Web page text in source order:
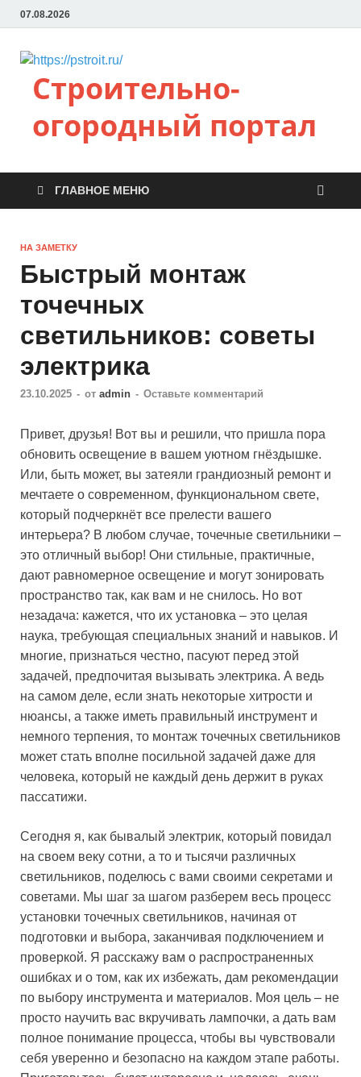
07.08.2026
Строительно-
огородный портал
ГЛАВНОЕ МЕНЮ
НА ЗАМЕТКУ
Быстрый монтаж
точечных
светильников: советы
электрика
23.10.2025 - от admin - Оставьте комментарий
Привет, друзья! Вот вы и решили, что пришла пора
обновить освещение в вашем уютном гнёздышке.
Или, быть может, вы затеяли грандиозный ремонт и
мечтаете о современном, функциональном свете,
который подчеркнёт все прелести вашего
интерьера? В любом случае, точечные светильники –
это отличный выбор! Они стильные, практичные,
дают равномерное освещение и могут зонировать
пространство так, как вам и не снилось. Но вот
незадача: кажется, что их установка – это целая
наука, требующая специальных знаний и навыков. И
многие, признаться честно, пасуют перед этой
задачей, предпочитая вызывать электрика. А ведь
на самом деле, если знать некоторые хитрости и
нюансы, а также иметь правильный инструмент и
немного терпения, то монтаж точечных светильников
может стать вполне посильной задачей даже для
человека, который не каждый день держит в руках
пассатижи.
Сегодня я, как бывалый электрик, который повидал
на своем веку сотни, а то и тысячи различных
светильников, поделюсь с вами своими секретами и
советами. Мы шаг за шагом разберем весь процесс
установки точечных светильников, начиная от
подготовки и выбора, заканчивая подключением и
проверкой. Я расскажу вам о распространенных
ошибках и о том, как их избежать, дам рекомендации
по выбору инструмента и материалов. Моя цель – не
просто научить вас вкручивать лампочки, а дать вам
полное понимание процесса, чтобы вы чувствовали
себя уверенно и безопасно на каждом этапе работы.